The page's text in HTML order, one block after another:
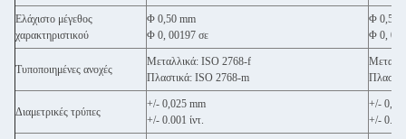
Ελάχιστο μέγεθος
χαρακτηριστικού
Φ 0,50 mm
Φ 0, 00197 σε
Φ 0,50
Φ 0,
Τυποποιημένες ανοχές
Μεταλλικά: ISO 2768-f
Πλαστικά: ISO 2768-m
Διαμετρικές τρύπες
+/- 0,025 mm
+/- 0.001 ίντ.
+/-
+/-